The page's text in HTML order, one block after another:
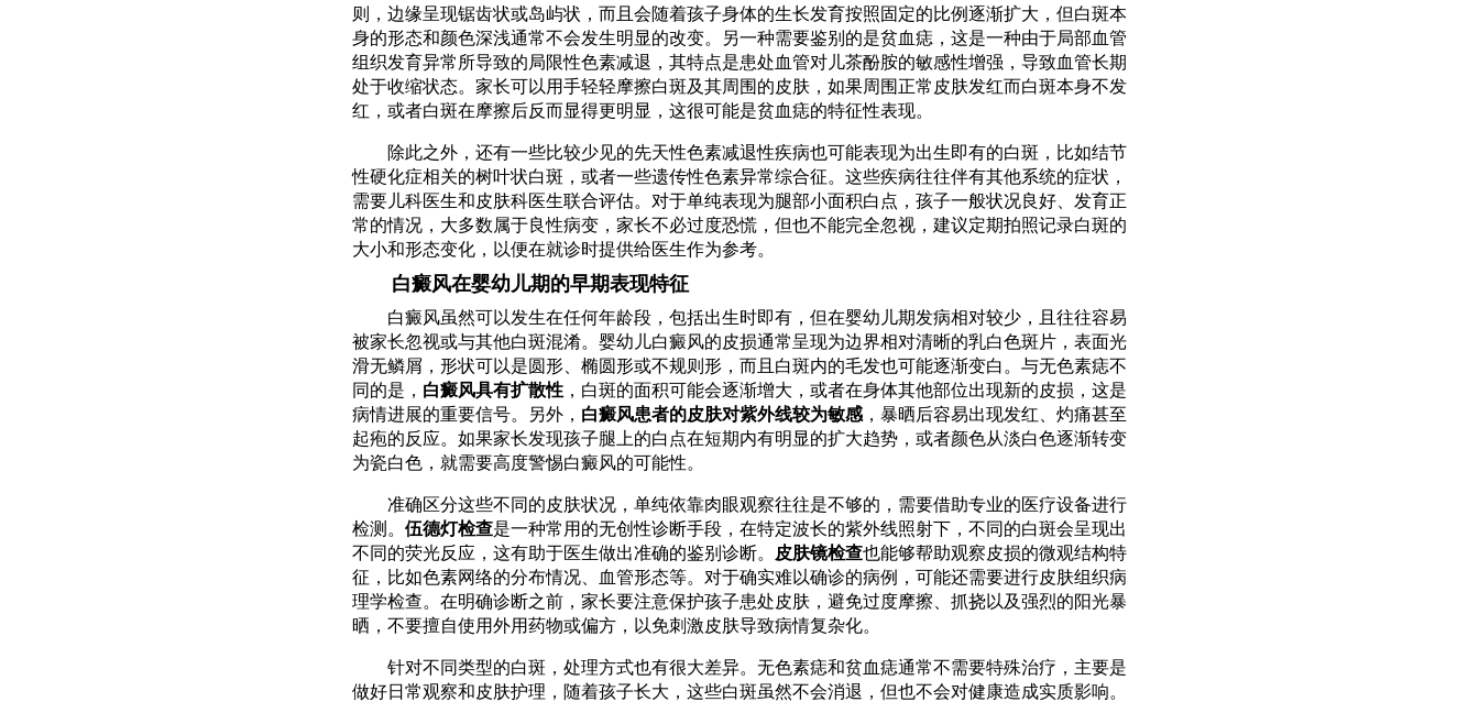
则，边缘呈现锯齿状或岛屿状，而且会随着孩子身体的生长发育按照固定的比例逐渐扩大，但白斑本
身的形态和颜色深浅通常不会发生明显的改变。另一种需要鉴别的是贫血痣，这是一种由于局部血管
组织发育异常所导致的局限性色素减退，其特点是患处血管对儿茶酚胺的敏感性增强，导致血管长期
处于收缩状态。家长可以用手轻轻摩擦白斑及其周围的皮肤，如果周围正常皮肤发红而白斑本身不发
红，或者白斑在摩擦后反而显得更明显，这很可能是贫血痣的特征性表现。
除此之外，还有一些比较少见的先天性色素减退性疾病也可能表现为出生即有的白斑，比如结节
性硬化症相关的树叶状白斑，或者一些遗传性色素异常综合征。这些疾病往往伴有其他系统的症状，
需要儿科医生和皮肤科医生联合评估。对于单纯表现为腿部小面积白点，孩子一般状况良好、发育正
常的情况，大多数属于良性病变，家长不必过度恐慌，但也不能完全忽视，建议定期拍照记录白斑的
大小和形态变化，以便在就诊时提供给医生作为参考。
白癜风在婴幼儿期的早期表现特征
白癜风虽然可以发生在任何年龄段，包括出生时即有，但在婴幼儿期发病相对较少，且往往容易
被家长忽视或与其他白斑混淆。婴幼儿白癜风的皮损通常呈现为边界相对清晰的乳白色斑片，表面光
滑无鳞屑，形状可以是圆形、椭圆形或不规则形，而且白斑内的毛发也可能逐渐变白。与无色素痣不
同的是， 白癜风具有扩散性，白斑的面积可能会逐渐增大，或者在身体其他部位出现新的皮损，这是
病情进展的重要信号。另外， 白癜风患者的皮肤对紫外线较为敏感，暴晒后容易出现发红、灼痛甚至
起疱的反应。如果家长发现孩子腿上的白点在短期内有明显的扩大趋势，或者颜色从淡白色逐渐转变
为瓷白色，就需要高度警惕白癜风的可能性。
准确区分这些不同的皮肤状况，单纯依靠肉眼观察往往是不够的，需要借助专业的医疗设备进行
检测。 伍德灯检查是一种常用的无创性诊断手段，在特定波长的紫外线照射下，不同的白斑会呈现出
不同的荧光反应，这有助于医生做出准确的鉴别诊断。
皮肤镜检查也能够帮助观察皮损的微观结构特
征，比如色素网络的分布情况、血管形态等。对于确实难以确诊的病例，可能还需要进行皮肤组织病
理学检查。在明确诊断之前，家长要注意保护孩子患处皮肤，避免过度摩擦、抓挠以及强烈的阳光暴
晒，不要擅自使用外用药物或偏方，以免刺激皮肤导致病情复杂化。
针对不同类型的白斑，处理方式也有很大差异。无色素痣和贫血痣通常不需要特殊治疗，主要是
做好日常观察和皮肤护理，随着孩子长大，这些白斑虽然不会消退，但也不会对健康造成实质影响。